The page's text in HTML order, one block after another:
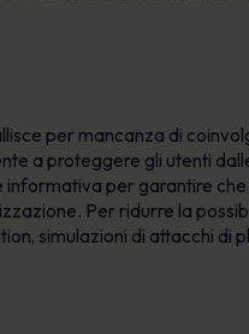
per mancanza di
a proteggere gli utenti
per garantire
Per ridurre la
simulazioni di attacchi di